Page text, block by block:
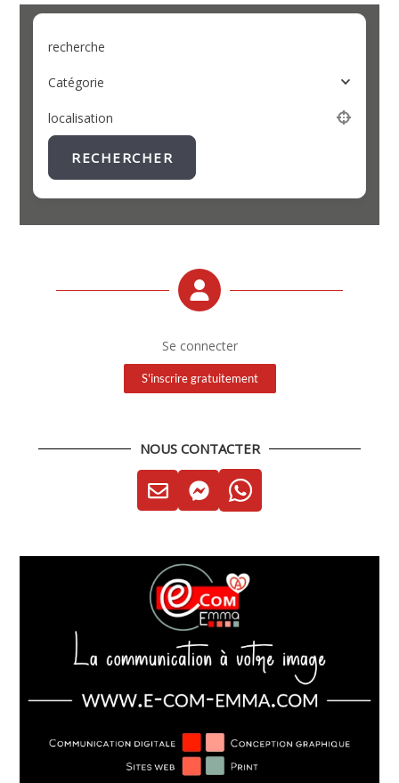
recherche
Catégorie
localisation
RECHERCHER
Se connecter
S'inscrire gratuitement
NOUS CONTACTER